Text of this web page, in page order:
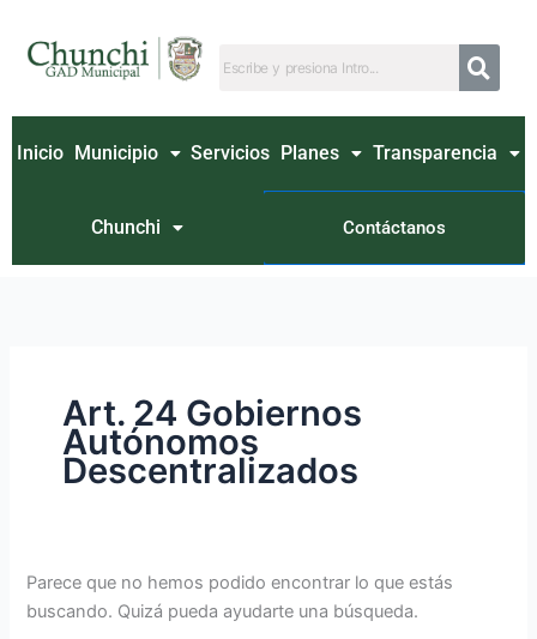
contenido
Inicio Municipio Servicios Planes Transparencia
Chunchi Contáctanos
Art. 24 Gobiernos
Autónomos
Descentralizados
Parece que no hemos podido encontrar lo que estás
buscando. Quizá pueda ayudarte una búsqueda.
por: